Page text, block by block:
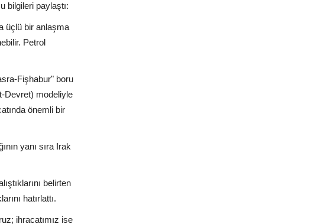
bilgileri paylaştı:
üçlü bir anlaşma
Petrol
Fişhabur" boru
Devret) modeliyle
önemli bir
yanı sıra Irak
belirten
hatırlattı.
ihracatımız ise